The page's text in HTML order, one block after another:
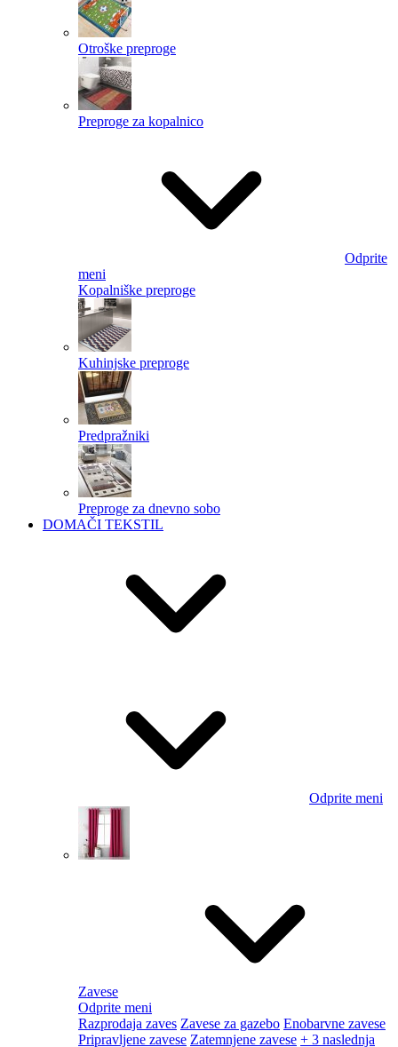
Otroške preproge
Preproge za kopalnico
Odprite
meni
Kopalniške preproge
Kuhinjske preproge
Predpražniki
Preproge za dnevno sobo
DOMAČI TEKSTIL
Odprite meni
Zavese
Odprite meni
Razprodaja zaves Zavese za gazebo Enobarvne zavese
Pripravljene zavese Zatemnjene zavese + 3 naslednja